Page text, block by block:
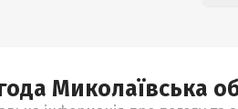
Миколаївська